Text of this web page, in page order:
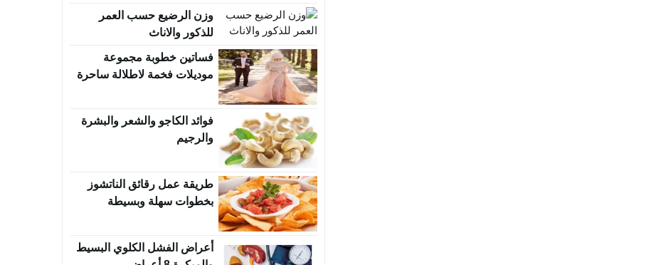
وزن الرضيع حسب العمر
للذكور والاناث
فساتين خطوبة مجموعة
موديلات فخمة لاطلالة ساحرة
فوائد الكاجو والشعر والبشرة
والرجيم
طريقة عمل رقائق الناتشوز
بخطوات سهلة وبسيطة
أعراض الفشل الكلوي البسيط